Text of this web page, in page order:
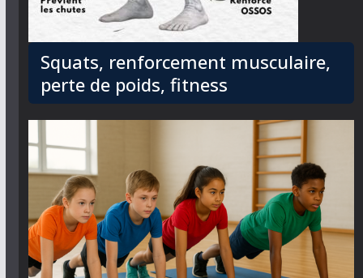
Squats, renforcement musculaire,
perte de poids, fitness